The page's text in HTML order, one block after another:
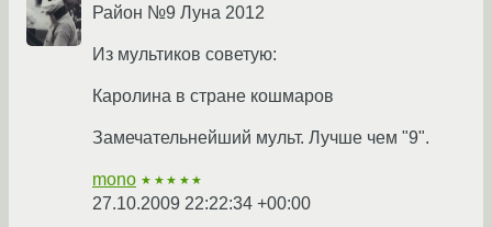
Район №9 Луна 2012
Из мультиков советую:
Каролина в стране кошмаров
Замечательнейший мульт. Лучше чем "9".
mono ★★★★★
27.10.2009 22:22:34 +00:00